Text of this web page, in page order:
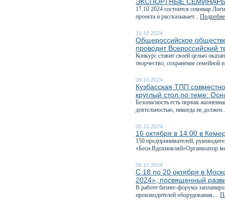
17.10.2024 состоится семинар
проекта и рассказывает...
10.10.2024
Общероссийское
проводит Всероссийский
Конкурс ставит своей целью
творчество, сохранение семейной
09.10.2024
Кузбасская ТПП
круглый стол по теме:
Безопасность есть первая
деятельностью, никогда не
08.10.2024
16 октября в 14.00 в
150 предпринимателей,
«Беси.Вдохновляй»Организатор
06.10.2024
С 18 по 20 октября в
2024», посвященный
В работе бизнес-форума
производителей оборудования,...